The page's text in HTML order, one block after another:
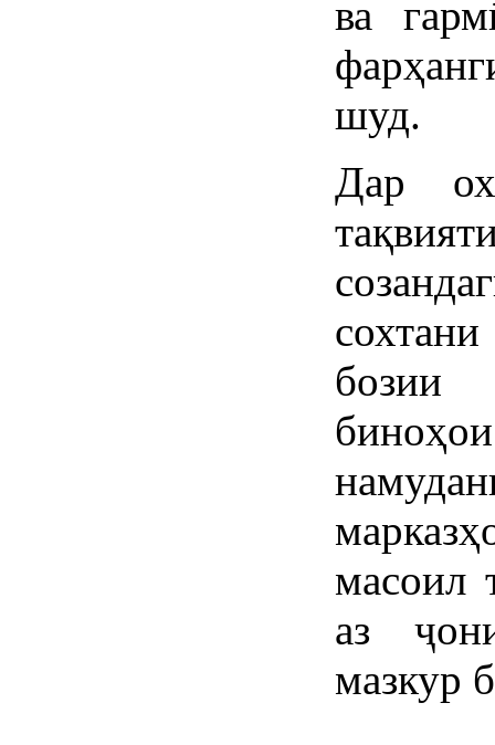
ва
шуд.
Дар
бозии
масоил
аз
мазкур